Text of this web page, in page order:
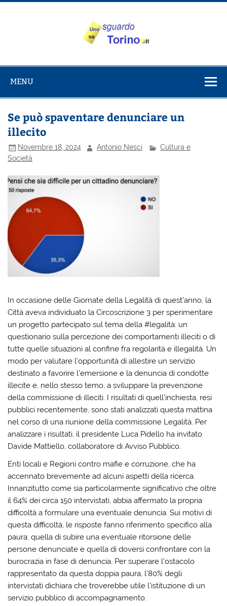
Salta
su Torino
MENU
Se può spaventare denunciare un
illecito
Novembre 18, 2024 Antonio Nesci
Cultura e
Società
In occasione delle Giornate della Legalità di quest’anno, la
Città aveva individuato la Circoscrizione 3 per sperimentare
un progetto partecipato sul tema della #legalità: un
questionario sulla percezione dei comportamenti illeciti o di
tutte quelle situazioni al confine fra regolarità e illegalità. Un
modo per valutare l’opportunità di allestire un servizio
destinato a favorire l’emersione e la denuncia di condotte
illecite e, nello stesso temo, a sviluppare la prevenzione
della commissione di illeciti. I risultati di quell’inchiesta, resi
pubblici recentemente, sono stati analizzati questa mattina
nel corso di una riunione della commissione Legalità. Per
analizzare i risultati, il presidente Luca Pidello ha invitato
Davide Mattiello, collaboratore di Avviso Pubblico.
Enti locali e Regioni contro mafie e corruzione, che ha
accennato brevemente ad alcuni aspetti della ricerca.
Innanzitutto come sia particolarmente significativo che oltre
il 64% dei circa 150 intervistati, abbia affermato la propria
difficoltà a formulare una eventuale denuncia. Sui motivi di
questa difficoltà, le risposte fanno riferimento specifico alla
paura: quella di subire una eventuale ritorsione delle
persone denunciate e quella di doversi confrontare con la
burocrazia in fase di denuncia. Per superare l’ostacolo
rappresentato da questa doppia paura, l’80% degli
intervistati dichiara che troverebbe utile l’istituzione di un
servizio pubblico di accompagnamento.